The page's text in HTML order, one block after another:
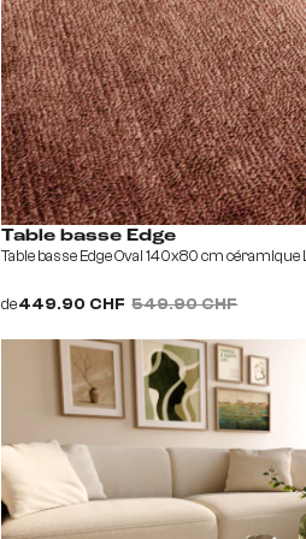
Table basse Edge
Table basse Edge Oval 140x80 cm
de449.90 CHF 549.90 CHF